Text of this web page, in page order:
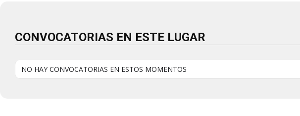
CONVOCATORIAS EN ESTE LUGAR
NO HAY CONVOCATORIAS EN ESTOS MOMENTOS